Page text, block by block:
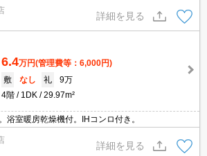
詳細を見る
6.4万円(管理費等：6,000円)
敷
なし 礼
9万
4階
1DK 29.97m²
浴室暖房乾燥機付。IHコンロ付き。
詳細を見る